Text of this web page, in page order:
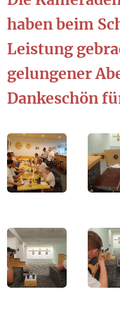
haben beim
Leistung
gelungener
Dankeschön